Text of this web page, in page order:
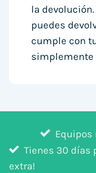
la
puedes
cumple con
simplemente
Equipos
Tienes 30 días
extra!